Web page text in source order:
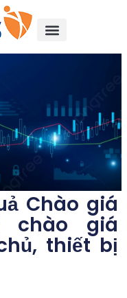
Chào giá
chào giá
thiết bị